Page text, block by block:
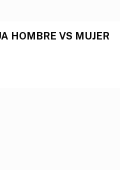
HOMBRE VS MUJER